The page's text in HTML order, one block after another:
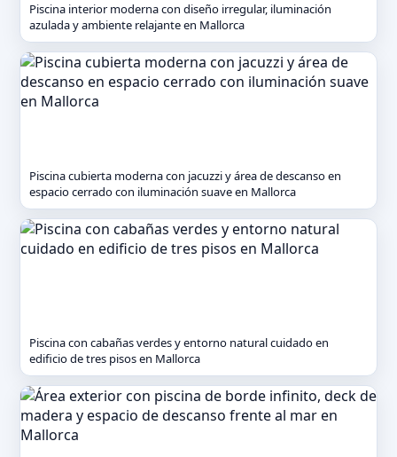
Piscina interior moderna con diseño irregular, iluminación
azulada y ambiente relajante en Mallorca
Piscina cubierta moderna con jacuzzi y área de descanso en
espacio cerrado con iluminación suave en Mallorca
Piscina con cabañas verdes y entorno natural cuidado en
edificio de tres pisos en Mallorca